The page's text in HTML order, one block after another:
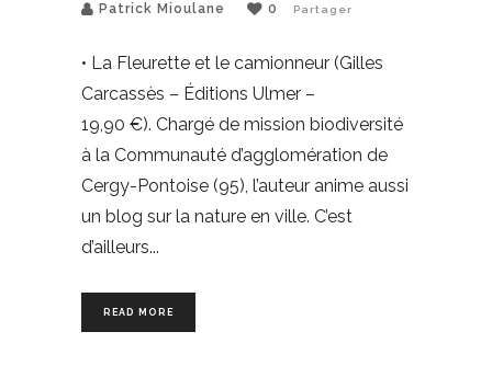
Patrick Mioulane
0 Partager
• La Fleurette et le camionneur (Gilles
Carcassès – Éditions Ulmer –
19,90 €). Chargé de mission biodiversité
à la Communauté d’agglomération de
Cergy-Pontoise (95), l’auteur anime aussi
un blog sur la nature en ville. C’est
d’ailleurs
READ MORE